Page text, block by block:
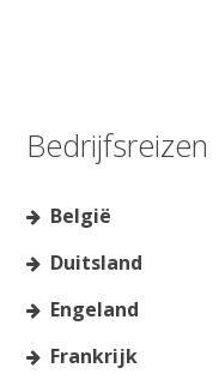
Bedrijfsreizen
België
Duitsland
Engeland
Frankrijk